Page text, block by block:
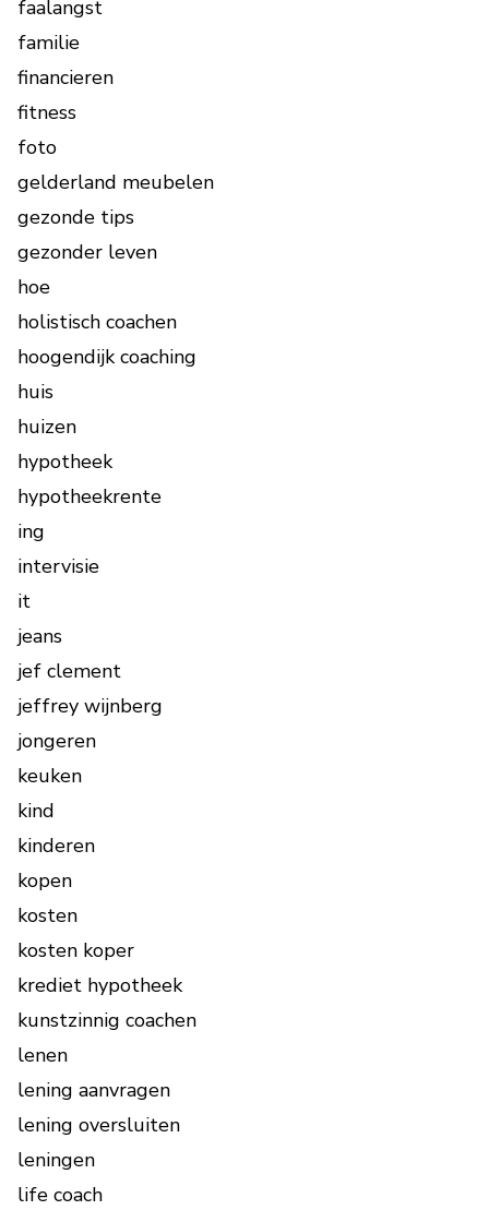
faalangst
familie
financieren
fitness
foto
gelderland meubelen
gezonde tips
gezonder leven
hoe
holistisch coachen
hoogendijk coaching
huis
huizen
hypotheek
hypotheekrente
ing
intervisie
it
jeans
jef clement
jeffrey wijnberg
jongeren
keuken
kind
kinderen
kopen
kosten
kosten koper
krediet hypotheek
kunstzinnig coachen
lenen
lening aanvragen
lening oversluiten
leningen
life coach